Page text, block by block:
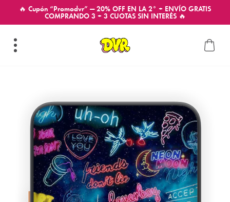
🔥 Cupón “Promodvr” — 20% OFF EN LA 2° + ENVÍO GRATIS
COMPRANDO 3 + 3 CUOTAS SIN INTERÉS 🔥